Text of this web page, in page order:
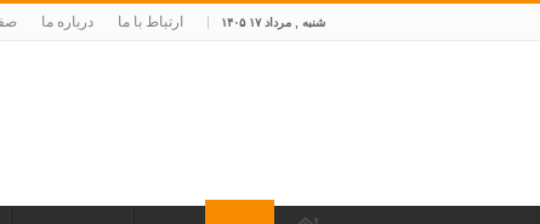
شنبه , مرداد ۱۷ ۱۴۰۵ ارتباط با ما درباره ما